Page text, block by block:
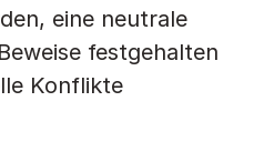
eine neutrale
festgehalten
Konflikte